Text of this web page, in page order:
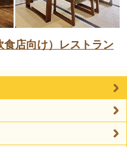
店向け）レストラン